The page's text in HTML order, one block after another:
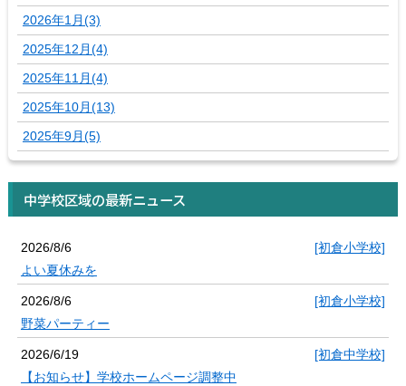
2026年1月(3)
2025年12月(4)
2025年11月(4)
2025年10月(13)
2025年9月(5)
中学校区域の最新ニュース
2026/8/6
[初倉小学校]
よい夏休みを
2026/8/6
[初倉小学校]
野菜パーティー
2026/6/19
[初倉中学校]
【お知らせ】学校ホームページ調整中